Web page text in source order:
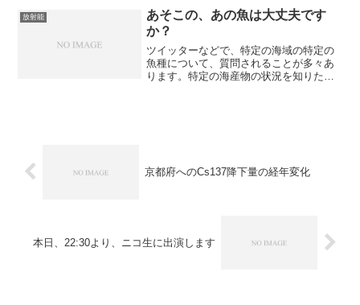
た、この時代に生まれた人から、「同級
生が白血...
放射能
あそこの、あの魚は大丈夫です
か？
ツイッターなどで、特定の海域の特定の
魚種について、質問されることが多々あ
ります。特定の海産物の状況を知りたい
京都府へのCs137降下量の経年変化
本日、22:30より、ニコ生に出演します